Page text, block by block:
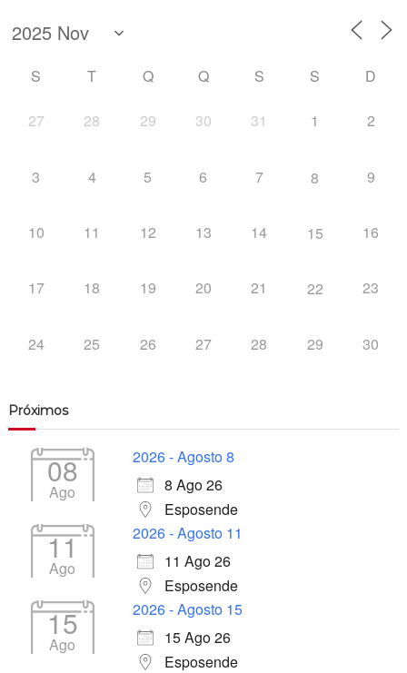
S T Q Q S S D
27 28 29 30 31 1 2
3 4 5 6 7 8 9
10 11 12 13 14 15 16
17 18 19 20 21 22 23
24 25 26 27 28 29 30
Próximos
08
Ago
2026 - Agosto 8
8 Ago 26
Esposende
11
Ago
2026 - Agosto 11
11 Ago 26
Esposende
15
Ago
2026 - Agosto 15
15 Ago 26
Esposende